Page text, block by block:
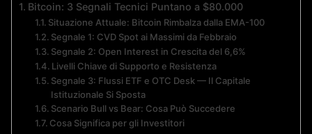
Bitcoin: 3 Segnali Tecnici Puntano a $80.000
Situazione Attuale: Bitcoin Rimbalza dalla EMA-100
Segnale 1: CVD Spot ai Massimi da Febbraio
Segnale 2: Open Interest in Crescita del 6,6%
Livelli Chiave di Supporto e Resistenza
Segnale 3: Flussi ETF e OTC Desk — Il Capitale
Istituzionale Si Sposta
Scenario Bull vs Bear: Cosa Può Succedere
Cosa Significa per gli Investitori